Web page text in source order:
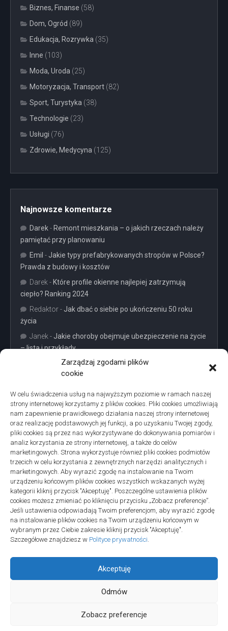
Zarządzaj zgodami plików
cookie
W celu świadczenia usług na najwyższym poziomie w ramach naszej
strony internetowej korzystamy z plików cookies. Pliki cookies umożliwiają
nam zapewnienie prawidłowego działania naszej strony internetowej
oraz realizację podstawowych jej funkcji, a po uzyskaniu Twojej zgody,
pliki cookies są przez nas wykorzystywane do dokonywania pomiarów i
analiz korzystania ze strony internetowej, a także do celów
marketingowych. Strona wykorzystuje również pliki cookies podmiotów
trzecich w celu korzystania z zewnętrznych narzędzi analitycznych i
marketingowych. Aby wyrazić zgodę na instalowanie na Twoim
urządzeniu końcowym plików cookies wszystkich wskazanych wyżej
kategorii kliknij przycisk "Akceptuję". Poszczególne ustawienia plików
cookies możesz zmieniać po kliknięciu przycisku „Zobacz preferencje”.
Jeśli ustawienia odpowiadają Twoim preferencjom, aby wyrazić zgodę
na instalowanie plików cookies na Twoim urządzeniu końcowym w
wybranym przez Ciebie zakresie kliknij przycisk "Akceptuję".
Szczegółowe znajdziesz w Polityce prywatności.
Akceptuję
Odmów
Zobacz preferencje
Biznes, Finanse (58)
Dom, Ogród (89)
Edukacja, Rozrywka (35)
Inne (103)
Moda, Uroda (25)
Motoryzacja, Transport (82)
Sport, Turystyka (38)
Technologie (23)
Usługi (76)
Zdrowie, Medycyna (125)
Najnowsze komentarze
Darek- Remont mieszkania – o jakich rzeczach należy
pamiętać przy planowaniu
Emil - Jakie typy prefabrykowanych stropów w Polsce?
Prawda z budowy i kosztów
Darek - Które profile okienne najlepiej zatrzymują
ciepło? Ranking 2024
Redaktor- Jak dbać o siebie po ukończeniu 50 roku
życia
Janek - Jakie choroby obejmuje ubezpieczenie na życie
– lista i przykłady
Projekty domów Podkarpacie
linki z nap
Społeczność Edukacyjna © 2026. All Rights Reserved.